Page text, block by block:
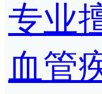
专业
血管